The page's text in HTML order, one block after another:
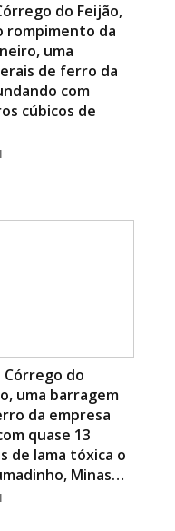
do Feijão,
rompimento da
uma
de ferro da
com
cúbicos de
do
uma barragem
da empresa
quase 13
de lama tóxica o
Minas…